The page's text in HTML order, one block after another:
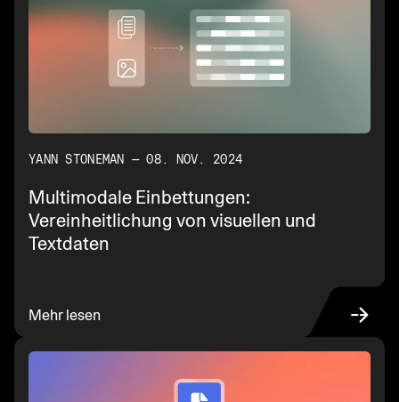
YANN STONEMAN — 08. NOV. 2024
Multimodale Einbettungen:
Vereinheitlichung von visuellen und
Textdaten
Mehr lesen